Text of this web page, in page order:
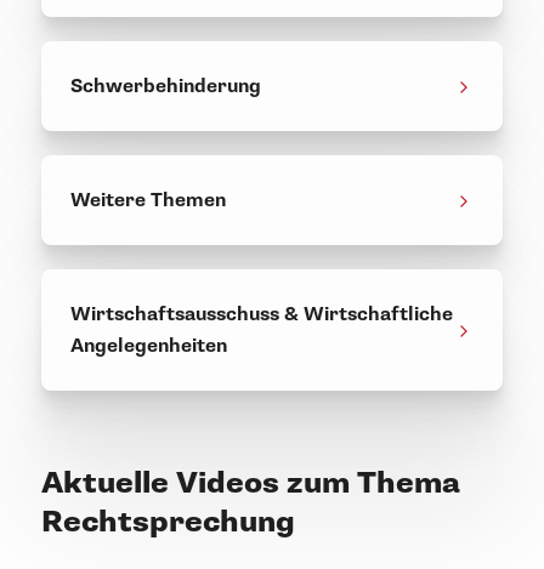
Schwerbehinderung
Weitere Themen
Wirtschaftsausschuss & Wirtschaftliche
Angelegenheiten
Aktuelle Videos zum Thema
Rechtsprechung